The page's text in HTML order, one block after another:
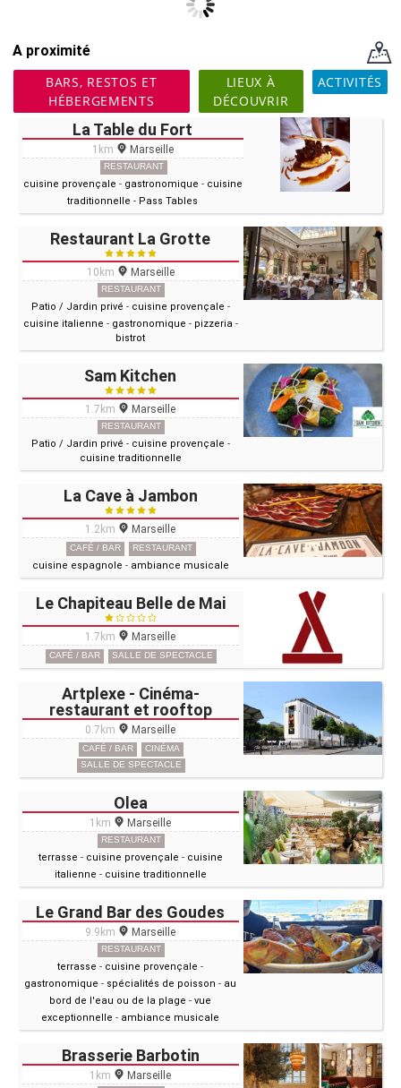
A proximité
BARS, RESTOS ET
HÉBERGEMENTS
LIEUX À
DÉCOUVRIR
ACTIVITÉS
La Table du Fort
1km Marseille
RESTAURANT
cuisine provençale - gastronomique - cuisine
traditionnelle - Pass Tables
Restaurant La Grotte
10km Marseille
RESTAURANT
Patio / Jardin privé - cuisine provençale -
cuisine italienne - gastronomique - pizzeria -
bistrot
Sam Kitchen
1.7km Marseille
RESTAURANT
Patio / Jardin privé - cuisine provençale -
cuisine traditionnelle
La Cave à Jambon
1.2km Marseille
CAFÉ / BAR RESTAURANT
cuisine espagnole - ambiance musicale
Le Chapiteau Belle de Mai
1.7km Marseille
CAFÉ / BAR SALLE DE SPECTACLE
Artplexe - Cinéma-
restaurant et rooftop
0.7km Marseille
CAFÉ / BAR
CINÉMA
SALLE DE SPECTACLE
Olea
1km Marseille
RESTAURANT
terrasse - cuisine provençale - cuisine
italienne - cuisine traditionnelle
Le Grand Bar des Goudes
9.9km Marseille
RESTAURANT
terrasse - cuisine provençale -
gastronomique - spécialités de poisson - au
bord de l'eau ou de la plage -vue
exceptionnelle - ambiance musicale
Brasserie Barbotin
1km Marseille